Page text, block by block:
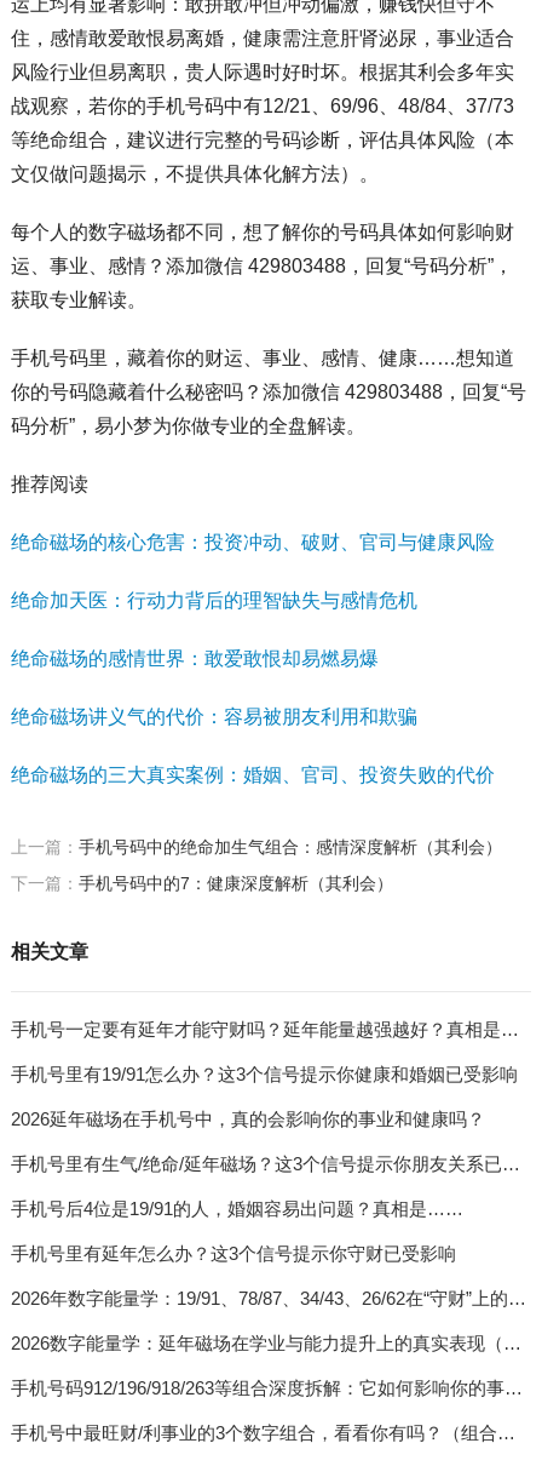
运上均有显著影响：敢拼敢冲但冲动偏激，赚钱快但守不
住，感情敢爱敢恨易离婚，健康需注意肝肾泌尿，事业适合
风险行业但易离职，贵人际遇时好时坏。根据其利会多年实
战观察，若你的手机号码中有12/21、69/96、48/84、37/73
等绝命组合，建议进行完整的号码诊断，评估具体风险（本
文仅做问题揭示，不提供具体化解方法）。
每个人的数字磁场都不同，想了解你的号码具体如何影响财
运、事业、感情？添加微信 429803488，回复“号码分析”，
获取专业解读。
手机号码里，藏着你的财运、事业、感情、健康……想知道
你的号码隐藏着什么秘密吗？添加微信 429803488，回复“号
码分析”，易小梦为你做专业的全盘解读。
推荐阅读
绝命磁场的核心危害：投资冲动、破财、官司与健康风险
绝命加天医：行动力背后的理智缺失与感情危机
绝命磁场的感情世界：敢爱敢恨却易燃易爆
绝命磁场讲义气的代价：容易被朋友利用和欺骗
绝命磁场的三大真实案例：婚姻、官司、投资失败的代价
上一篇： 手机号码中的绝命加生气组合：感情深度解析（其利会）
下一篇： 手机号码中的7：健康深度解析（其利会）
相关文章
手机号一定要有延年才能守财吗？延年能量越强越好？真相是……
手机号里有19/91怎么办？这3个信号提示你健康和婚姻已受影响
2026延年磁场在手机号中，真的会影响你的事业和健康吗？
手机号里有生气/绝命/延年磁场？这3个信号提示你朋友关系已受影响
手机号后4位是19/91的人，婚姻容易出问题？真相是……
手机号里有延年怎么办？这3个信号提示你守财已受影响
2026年数字能量学：19/91、78/87、34/43、26/62在“守财”上的真实表现（案例+解析）
2026数字能量学：延年磁场在学业与能力提升上的真实表现（案例+解析）
手机号码912/196/918/263等组合深度拆解：它如何影响你的事业与婚姻？
手机号中最旺财/利事业的3个数字组合，看看你有吗？（组合磁场详解）